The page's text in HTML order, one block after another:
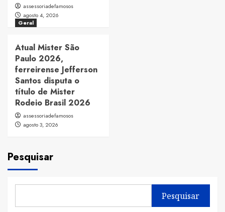
assessoriadefamosos
agosto 4, 2026
Geral
Atual Mister São
Paulo 2026,
ferreirense Jefferson
Santos disputa o
título de Mister
Rodeio Brasil 2026
assessoriadefamosos
agosto 3, 2026
Pesquisar
Pesquisar